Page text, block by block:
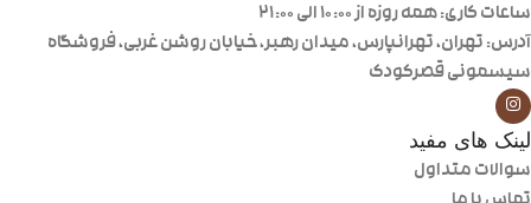
ساعات کاری: همه روزه از ۱۰:۰۰ الی ۲۱:۰۰
آدرس: تهران، تهرانپارس، میدان رهبر، خیابان روشن غربی، فروشگاه
سیسمونی قصرکودک
لینک های مفید
سوالات متداول